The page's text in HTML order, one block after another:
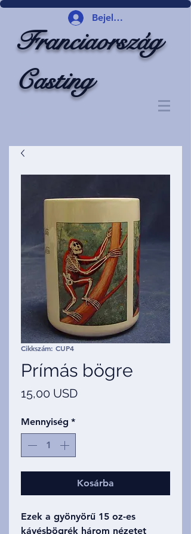
Bejelentkezés
Franciaország
Casting
Cikkszám: CUP4
Prímás bögre
15,00 USDÁr
Mennyiség *
Kosárba
Ezek a gyönyörű 15 oz-es
kávésbögrék három nézetet